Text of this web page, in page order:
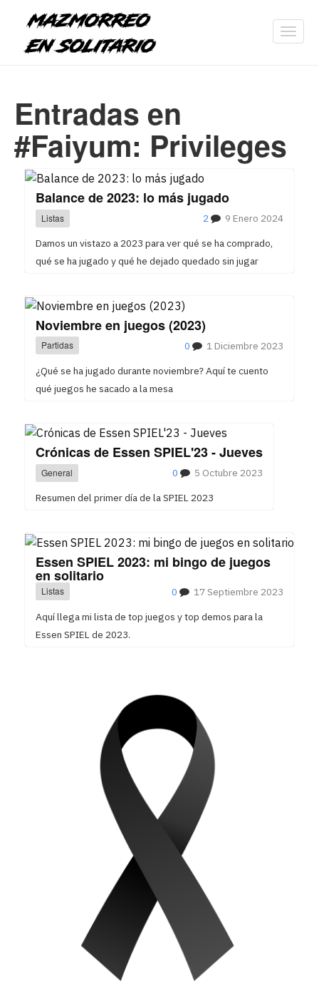
Entradas en
#Faiyum: Privileges
Balance de 2023: lo más jugado
Listas 9 Enero 2024
2
Damos un vistazo a 2023 para ver qué se ha comprado,
qué se ha jugado y qué he dejado quedado sin jugar
Noviembre en juegos (2023)
Partidas 1 Diciembre 2023
0
¿Qué se ha jugado durante noviembre? Aquí te cuento
qué juegos he sacado a la mesa
Crónicas de Essen SPIEL'23 - Jueves
General 5 Octubre 2023
0
Resumen del primer día de la SPIEL 2023
Essen SPIEL 2023: mi bingo de juegos
en solitario
Listas 17 Septiembre 2023
0
Aquí llega mi lista de top juegos y top demos para la
Essen SPIEL de 2023.